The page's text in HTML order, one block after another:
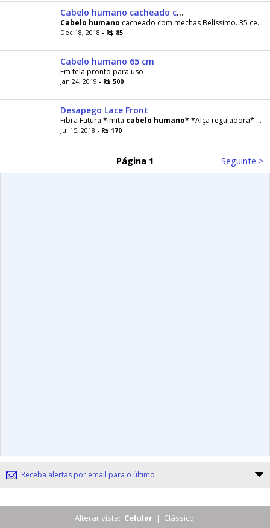
Cabelo humano cacheado com mechas!
Cabelo humano cacheado com mechas Belíssimo. 35 centímetros 100 gramas somente 85,00 reais
Dec 18, 2018 - R$ 85
Cabelo humano 65 cm
Em tela pronto para uso
Jan 24, 2019 - R$ 500
Desapego Lace Front
Fibra Futura *imita cabelo humano* *Alça reguladora* *Pentes internos * para mais fotos chegar
Jul 15, 2018 - R$ 170
Página 1 Seguinte >
Receba alertas por email para o último
Alterar vista: Celular | Clássico